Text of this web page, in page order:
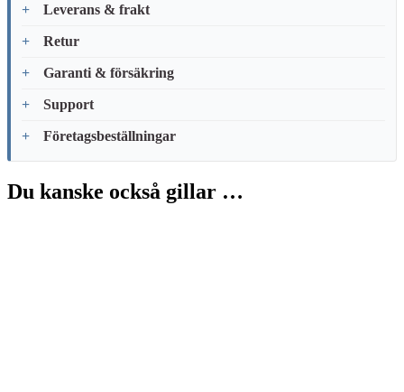
Leverans & frakt
Retur
Garanti & försäkring
Support
Företagsbeställningar
Du kanske också gillar …